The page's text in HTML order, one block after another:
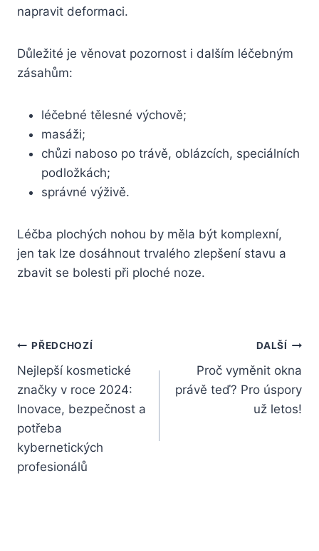
napravit deformaci.
Důležité je věnovat pozornost i dalším léčebným
zásahům:
léčebné tělesné výchově;
masáži;
chůzi naboso po trávě, oblázcích, speciálních
podložkách;
správné výživě.
Léčba plochých nohou by měla být komplexní,
jen tak lze dosáhnout trvalého zlepšení stavu a
zbavit se bolesti při ploché noze.
Navigace
pro
příspěvek
PŘEDCHOZÍ
Nejlepší kosmetické
značky v roce 2024:
Inovace, bezpečnost a
potřeba
kybernetických
profesionálů
DALŠÍ
Proč vyměnit okna
právě teď? Pro úspory
už letos!